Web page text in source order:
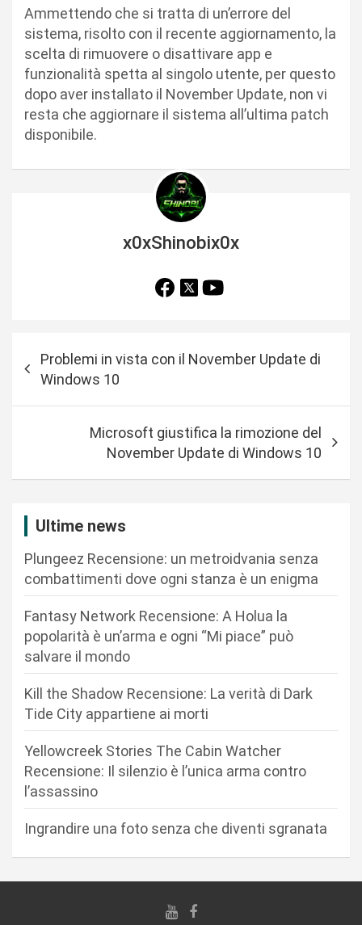
Ammettendo che si tratta di un’errore del
sistema, risolto con il recente aggiornamento, la
scelta di rimuovere o disattivare app e
funzionalità spetta al singolo utente, per questo
dopo aver installato il November Update, non vi
resta che aggiornare il sistema all’ultima patch
disponibile.
x0xShinobix0x
a
Problemi in vista con il November Update di
Windows 10
Microsoft giustifica la rimozione del
November Update di Windows 10
Ultime news
Plungeez Recensione: un metroidvania senza
combattimenti dove ogni stanza è un enigma
Fantasy Network Recensione: A Holua la
popolarità è un’arma e ogni “Mi piace” può
salvare il mondo
Kill the Shadow Recensione: La verità di Dark
Tide City appartiene ai morti
Yellowcreek Stories The Cabin Watcher
Recensione: Il silenzio è l’unica arma contro
l’assassino
Ingrandire una foto senza che diventi sgranata